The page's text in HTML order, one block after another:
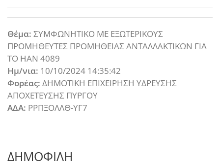
Θέμα: ΣΥΜΦΩΝΗΤΙΚΟ ΜΕ ΕΞΩΤΕΡΙΚΟΥΣ
ΠΡΟΜΗΘΕΥΤΕΣ ΠΡΟΜΗΘΕΙΑΣ ΑΝΤΑΛΛΑΚΤΙΚΩΝ ΓΙΑ
ΤΟ ΗΑΝ 4089
Ημ/νια: 10/10/2024 14:35:42
Φορέας: ΔΗΜΟΤΙΚΗ ΕΠΙΧΕΙΡΗΣΗ ΥΔΡΕΥΣΗΣ
ΑΠΟΧΕΤΕΥΣΗΣ ΠΥΡΓΟΥ
ΑΔΑ: ΡΡΠΞΟΛΛΘ-ΥΓ7
ΔΗΜΟΦΙΛΗ